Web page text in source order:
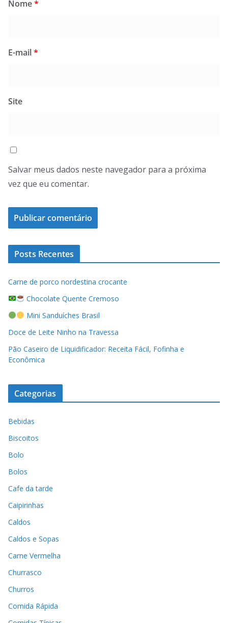
Nome*
E-mail*
Site
Salvar meus dados neste navegador para a próxima
vez que eu comentar.
Posts Recentes
Carne de porco nordestina crocante
Chocolate Quente Cremoso
Mini Sanduíches Brasil
Doce de Leite Ninho na Travessa
Pão Caseiro de Liquidificador: Receita Fácil, Fofinha e
Econômica
Categorias
Bebidas
Biscoitos
Bolo
Bolos
Cafe da tarde
Caipirinhas
Caldos
Caldos e Sopas
Carne Vermelha
Churrasco
Churros
Comida Rápida